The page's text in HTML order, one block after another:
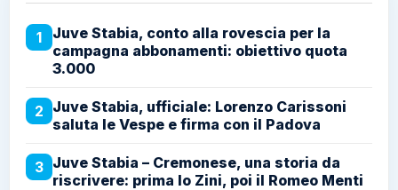
1
Juve Stabia, conto alla rovescia per la
campagna abbonamenti: obiettivo quota
3.000
2 Juve Stabia, ufficiale: Lorenzo Carissoni
saluta le Vespe e firma con il Padova
3 Juve Stabia – Cremonese, una storia da
riscrivere: prima lo Zini, poi il Romeo Menti